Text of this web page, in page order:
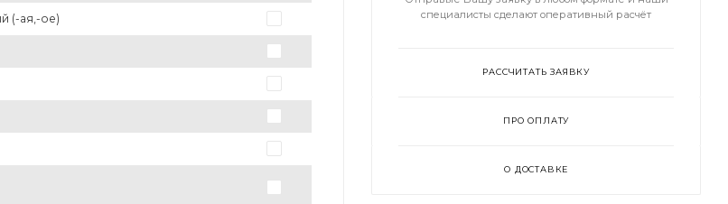
(-ая,-ое)
специалисты сделают оперативный расчёт
РАССЧИТАТЬ ЗАЯВКУ
ПРО ОПЛАТУ
О ДОСТАВКЕ